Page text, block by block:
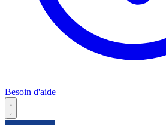
Besoin d'aide